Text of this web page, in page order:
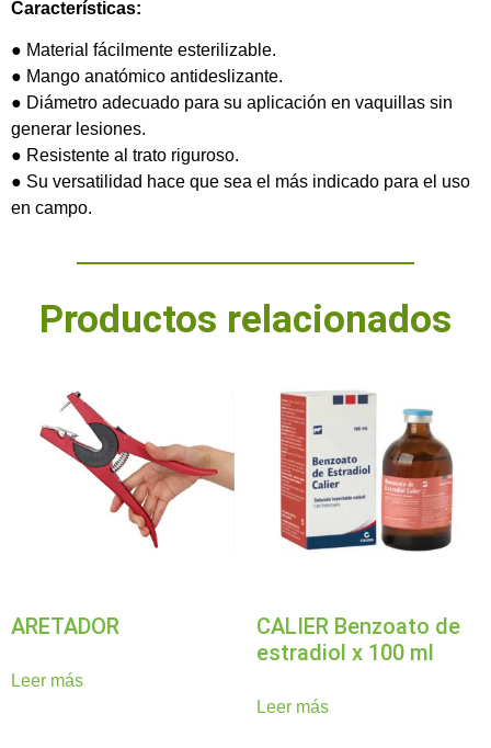
Características:
● Material fácilmente esterilizable.
● Mango anatómico antideslizante.
● Diámetro adecuado para su aplicación en vaquillas sin
generar lesiones.
● Resistente al trato riguroso.
● Su versatilidad hace que sea el más indicado para el uso
en campo.
Productos relacionados
ARETADOR
Leer más
CALIER Benzoato de
estradiol x 100 ml
Leer más